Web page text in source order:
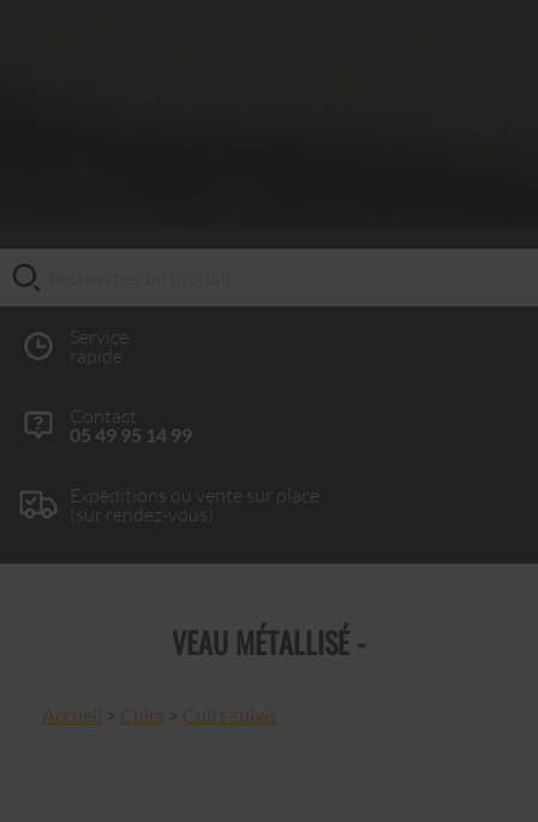
Service
rapide
Contact
05 49 95 14 99
Expéditions ou vente sur place
(sur rendez-vous)
VEAU MÉTALLISÉ -
Accueil > Cuirs > Cuirs suivis